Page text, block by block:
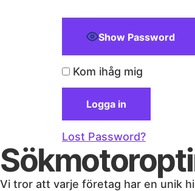
Show Password
Kom ihåg mig
Lost Password?
Vi tror att varje företag har en unik